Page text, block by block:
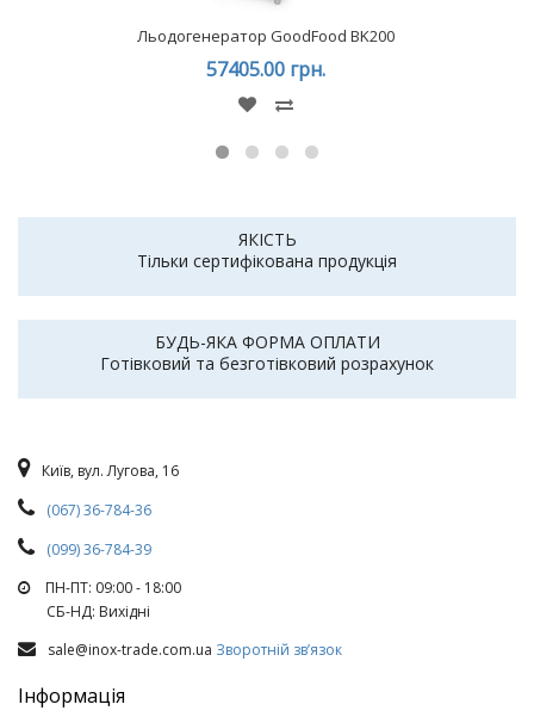
Льодогенератор GoodFood BK200
57405.00 грн.
ЯКІСТЬ
Тільки сертифікована продукція
БУДЬ-ЯКА ФОРМА ОПЛАТИ
Готівковий та безготівковий розрахунок
Київ, вул. Лугова, 16
(067) 36-784-36
(099) 36-784-39
ПН-ПТ: 09:00 - 18:00
СБ-НД: Вихiднi
sale@inox-trade.com.ua Зворотній зв’язок
Інформація